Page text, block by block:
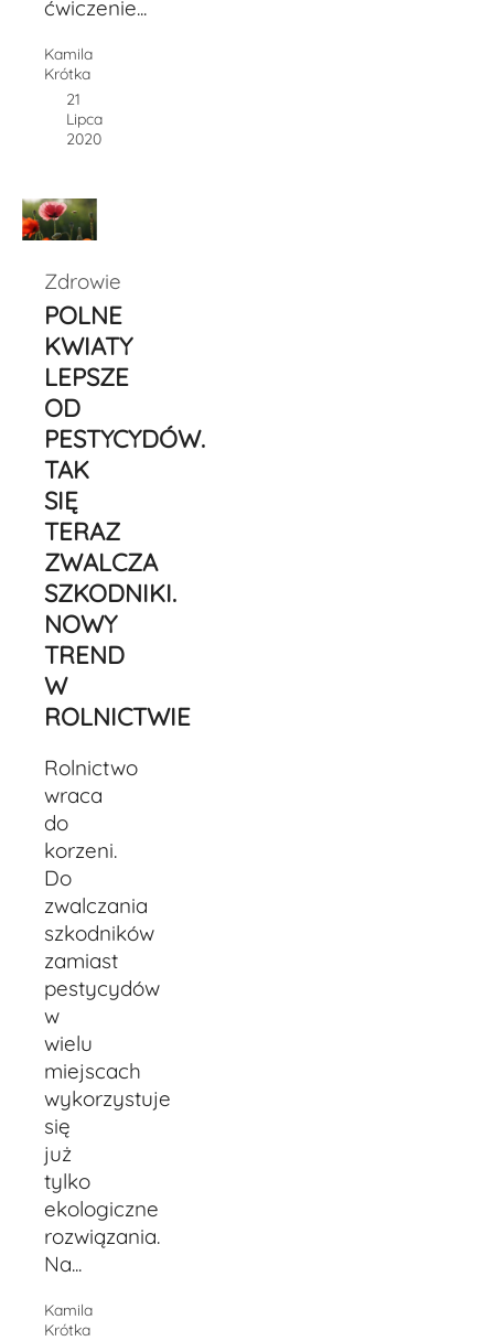
ćwiczenie...
Kamila
Krótka
21
Lipca
2020
Zdrowie
POLNE
KWIATY
LEPSZE
OD
PESTYCYDÓW.
TAK
SIĘ
TERAZ
ZWALCZA
SZKODNIKI.
NOWY
TREND
W
ROLNICTWIE
Rolnictwo
wraca
do
korzeni.
Do
zwalczania
szkodników
zamiast
pestycydów
w
wielu
miejscach
wykorzystuje
się
już
tylko
ekologiczne
rozwiązania.
Na...
Kamila
Krótka